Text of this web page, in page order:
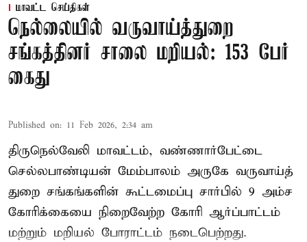
மாவட்ட செய்திகள்
நெல்லையில் வருவாய்த்துறை
சங்கத்தினர் சாலை மறியல்: 153 பேர்
கைது
Published on: 11 Feb 2026, 2:34 am
திருநெல்வேலி மாவட்டம், வண்ணார்பேட்டை
செல்லபாண்டியன் மேம்பாலம் அருகே வருவாய்த்
துறை சங்கங்களின் கூட்டமைப்பு சார்பில் 9 அம்ச
கோரிக்கையை நிறைவேற்ற கோரி ஆர்ப்பாட்டம்
மற்றும் மறியல் போராட்டம் நடைபெற்றது.